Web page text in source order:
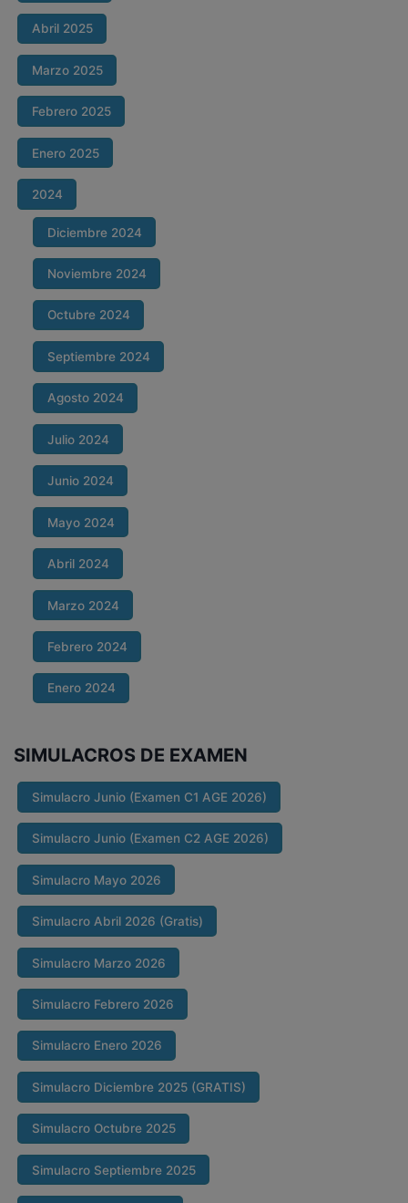
Abril 2025
Marzo 2025
Febrero 2025
Enero 2025
2024
Diciembre 2024
Noviembre 2024
Octubre 2024
Septiembre 2024
Agosto 2024
Julio 2024
Junio 2024
Mayo 2024
Abril 2024
Marzo 2024
Febrero 2024
Enero 2024
SIMULACROS DE EXAMEN
Simulacro Junio (Examen C1 AGE 2026)
Simulacro Junio (Examen C2 AGE 2026)
Simulacro Mayo 2026
Simulacro Abril 2026 (Gratis)
Simulacro Marzo 2026
Simulacro Febrero 2026
Simulacro Enero 2026
Simulacro Diciembre 2025 (GRATIS)
Simulacro Octubre 2025
Simulacro Septiembre 2025